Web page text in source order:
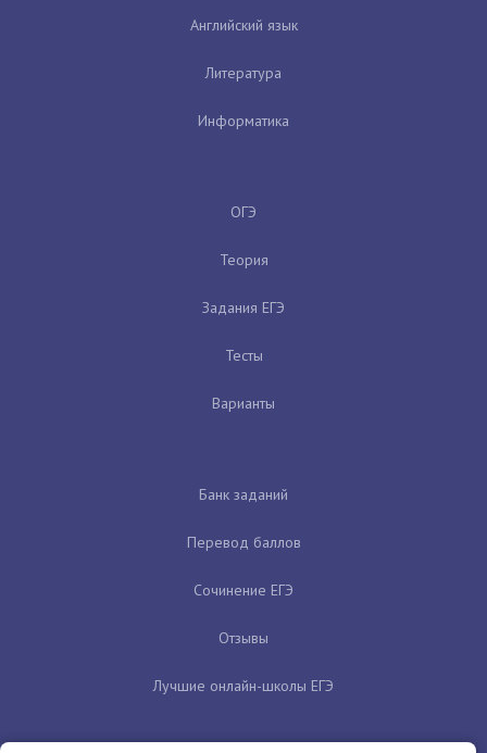
Английский язык
Литература
Информатика
ОГЭ
Теория
Задания ЕГЭ
Тесты
Варианты
Банк заданий
Перевод баллов
Сочинение ЕГЭ
Отзывы
Лучшие онлайн-школы ЕГЭ